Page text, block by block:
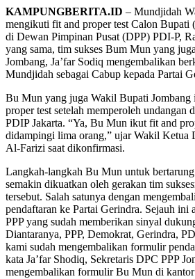
KAMPUNGBERITA.ID – Mundjidah
mengikuti fit and proper test Calon Bupati
di Dewan Pimpinan Pusat (DPP) PDI-P,
yang sama, tim sukses Bum Mun yang
Jombang, Ja’far Sodiq mengembalikan
Mundjidah sebagai Cabup kepada Partai
Bu Mun yang juga Wakil Bupati
proper test setelah memperoleh undangan
PDIP Jakarta. “Ya, Bu Mun ikut fit and
didampingi lima orang,” ujar Wakil Ketua
Al-Farizi saat dikonfirmasi.
Langkah-langkah Bu Mun untuk
semakin dikuatkan oleh gerakan tim
tersebut. Salah satunya dengan
pendaftaran ke Partai Gerindra. Sejauh ini
PPP yang sudah memberikan sinyal
Diantaranya, PPP, Demokrat, Gerindra,
kami sudah mengembalikan formulir
kata Ja’far Shodiq, Sekretaris DPC PPP
mengembalikan formulir Bu Mun di